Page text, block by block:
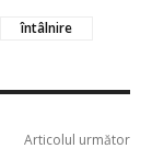
întâlnire
Articolul următor